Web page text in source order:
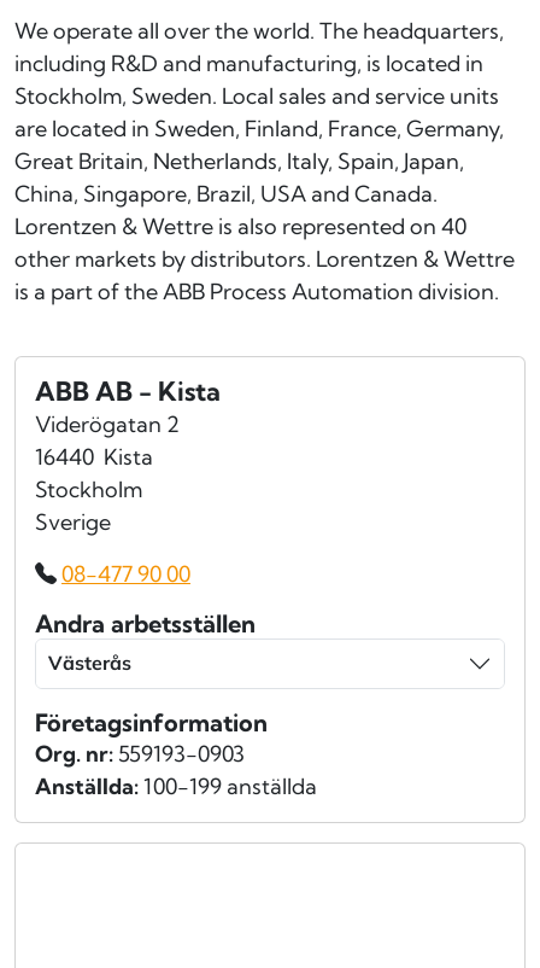
We operate all over the world. The headquarters,
including R&D and manufacturing, is located in
Stockholm, Sweden. Local sales and service units
are located in Sweden, Finland, France, Germany,
Great Britain, Netherlands, Italy, Spain, Japan,
China, Singapore, Brazil, USA and Canada.
Lorentzen & Wettre is also represented on 40
other markets by distributors. Lorentzen & Wettre
is a part of the ABB Process Automation division.
ABB AB - Kista
Viderögatan 2
16440 Kista
Stockholm
Sverige
08-477 90 00
Andra arbetsställen
Västerås
Företagsinformation
Org. nr: 559193-0903
Anställda:100-199 anställda